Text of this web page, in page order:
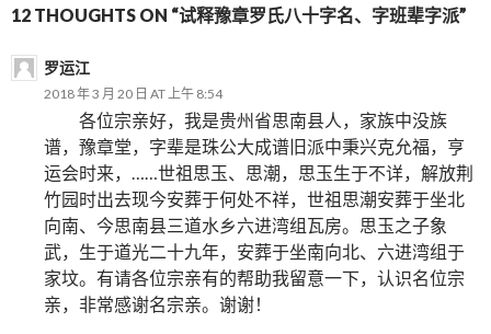
12 THOUGHTS ON “试释豫章罗氏八十字名、字班辈字派”
罗运江
2018 年 3 月 20 日 AT 上午 8:54
各位宗亲好，我是贵州省思南县人，家族中没族
谱，豫章堂，字辈是珠公大成谱旧派中秉兴克允福，亨
运会时来，……世祖思玉、思潮，思玉生于不详，解放荆
竹园时出去现今安葬于何处不祥，世祖思潮安葬于坐北
向南、今思南县三道水乡六进湾组瓦房。思玉之子象
武，生于道光二十九年，安葬于坐南向北、六进湾组于
家坟。有请各位宗亲有的帮助我留意一下，认识名位宗
亲，非常感谢名宗亲。谢谢！